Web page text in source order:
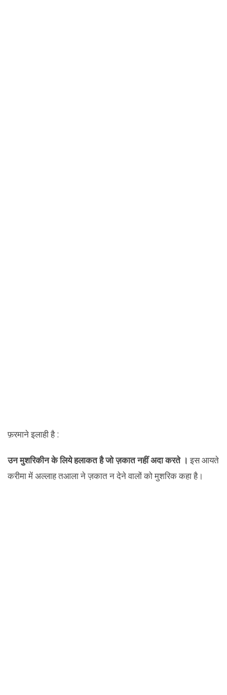
फ़रमाने इलाही है :
उन मुशरिकीन के लिये हलाकत है जो ज़कात नहीं अदा करते । इस आयते
करीमा में अल्लाह तआला ने ज़कात न देने वालों को मुशरिक कहा है।